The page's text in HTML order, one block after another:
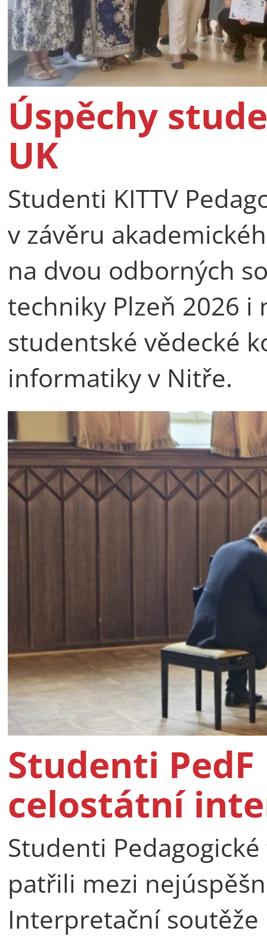
Úspěchy
UK
Studenti KITTV
v závěru
na dvou odborných
techniky Plzeň 2026 i
studentské vědecké
informatiky v Nitře.
Studenti
celostátní
Studenti
patřili mezi
Interpretační